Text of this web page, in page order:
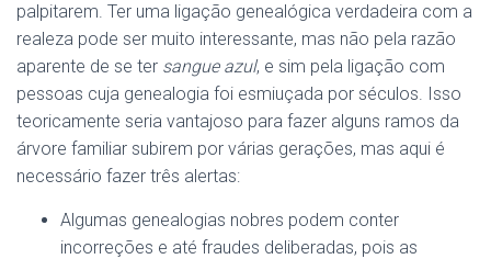
palpitarem. Ter uma ligação genealógica verdadeira com a
realeza pode ser muito interessante, mas não pela razão
aparente de se ter sangue azul, e sim pela ligação com
pessoas cuja genealogia foi esmiuçada por séculos. Isso
teoricamente seria vantajoso para fazer alguns ramos da
árvore familiar subirem por várias gerações, mas aqui é
necessário fazer três alertas:
Algumas genealogias nobres podem conter
incorreções e até fraudes deliberadas, pois as